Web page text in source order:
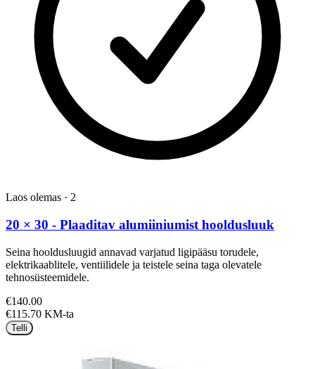
Laos olemas · 2
20 × 30 - Plaaditav alumiiniumist hooldusluuk
Seina hooldusluugid annavad varjatud ligipääsu torudele,
elektrikaablitele, ventiilidele ja teistele seina taga olevatele
tehnosüsteemidele.
€140.00
€115.70 KM-ta
Telli